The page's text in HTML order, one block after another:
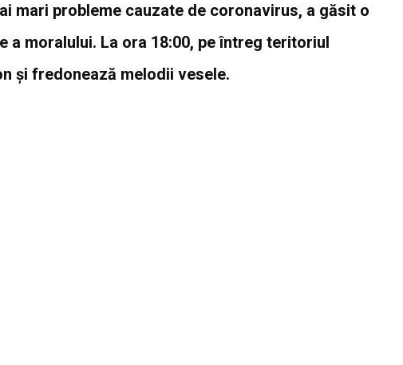
mari probleme cauzate de coronavirus, a găsit o
a moralului. La ora 18:00, pe întreg teritoriul
și fredonează melodii vesele.